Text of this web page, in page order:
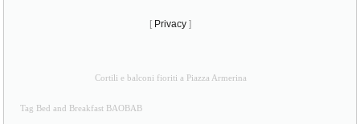
[ Privacy ]
Cortili e balconi fioriti a Piazza Armerina
Tag Bed and Breakfast BAOBAB